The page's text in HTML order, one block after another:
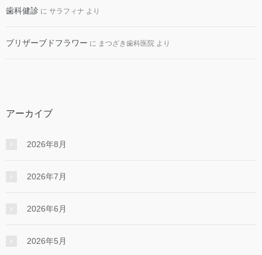
歯科健診 に サラフィナ より
ブリザーブドフラワー に まつざき歯科医院 より
アーカイブ
2026年8月
2026年7月
2026年6月
2026年5月